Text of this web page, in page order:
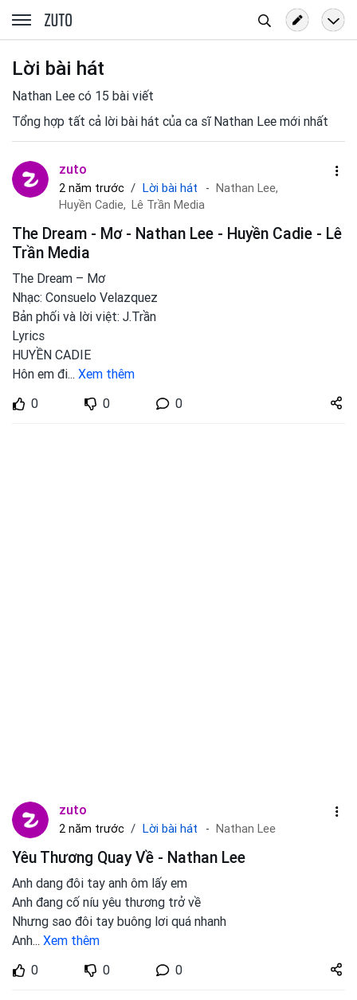
zuto.vn
kiếm
Lời bài hát
Nathan Lee có 15 bài viết
Tổng hợp tất cả lời bài hát của ca sĩ Nathan Lee mới nhất
zuto
2 năm trước Lời bài hát
Nathan Lee,
Huyền Cadie, Lê Trần Media
The Dream - Mơ - Nathan Lee - Huyền Cadie - Lê
Trần Media
The Dream – Mơ
Nhạc: Consuelo Velazquez
Bản phối và lời việt: J.Trần
Lyrics
HUYỀN CADIE
Hôn em đi... Xem thêm
0
0 0
Share
zuto.vn
zuto
2 năm trước Lời bài hát Nathan Lee
Yêu Thương Quay Về - Nathan Lee
Anh dang đôi tay anh ôm lấy em
Anh đang cố níu yêu thương trở về
Nhưng sao đôi tay buông lơi quá nhanh
Anh... Xem thêm
0
0 0
Share
zuto.vn